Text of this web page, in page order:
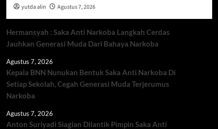
yutda alin Agustus 7, 2026
Hermansyah : Saka Anti Narkoba Langkah Cerdas
Jauhkan Generasi Muda Dari Bahaya Narkoba
Agustus 7, 2026
Kepala BNN Nunukan Bentuk Saka Anti Narkoba Di
Setiap Sekolah, Cegah Generasi Muda Terjerumus
Narkoba
Agustus 7, 2026
Anton Suriyadi Siagian Dilantik Pimpin Saka Anti